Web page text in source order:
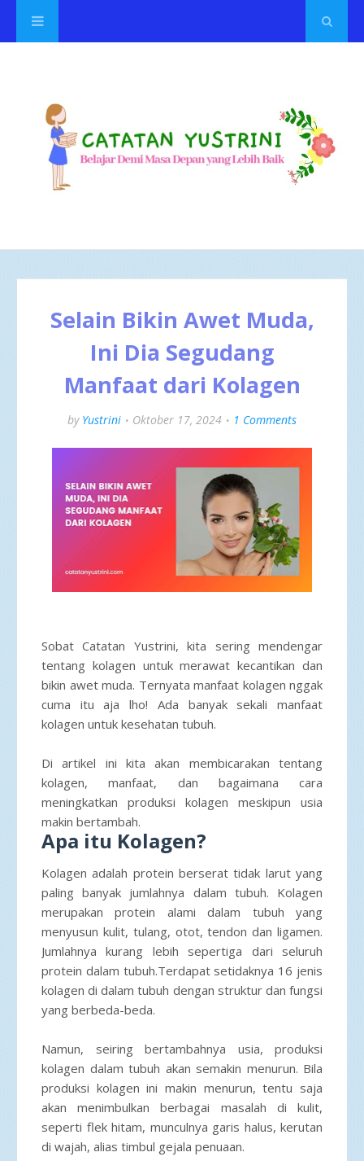
Selain Bikin Awet Muda,
Ini Dia Segudang
Manfaat dari Kolagen
by Yustrini Oktober 17, 2024 1 Comments
Sobat Catatan Yustrini, kita sering mendengar
tentang kolagen untuk merawat kecantikan dan
bikin awet muda. Ternyata manfaat kolagen nggak
cuma itu aja lho! Ada banyak sekali manfaat
kolagen untuk kesehatan tubuh.
Di artikel ini kita akan membicarakan tentang
kolagen, manfaat, dan bagaimana cara
meningkatkan produksi kolagen meskipun usia
makin bertambah.
Apa itu Kolagen?
Kolagen adalah protein berserat tidak larut yang
paling banyak jumlahnya dalam tubuh. Kolagen
merupakan protein alami dalam tubuh yang
menyusun kulit, tulang, otot, tendon dan ligamen.
Jumlahnya kurang lebih sepertiga dari seluruh
protein dalam tubuh.Terdapat setidaknya 16 jenis
kolagen di dalam tubuh dengan struktur dan fungsi
yang berbeda-beda.
Namun, seiring bertambahnya usia, produksi
kolagen dalam tubuh akan semakin menurun. Bila
produksi kolagen ini makin menurun, tentu saja
akan menimbulkan berbagai masalah di kulit,
seperti flek hitam, munculnya garis halus, kerutan
di wajah, alias timbul gejala penuaan.